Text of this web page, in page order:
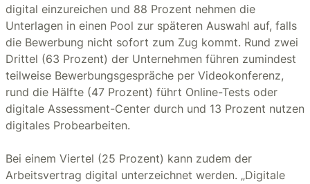
digital einzureichen und 88 Prozent nehmen die
Unterlagen in einen Pool zur späteren Auswahl auf, falls
die Bewerbung nicht sofort zum Zug kommt. Rund zwei
Drittel (63 Prozent) der Unternehmen führen zumindest
teilweise Bewerbungsgespräche per Videokonferenz,
rund die Hälfte (47 Prozent) führt Online-Tests oder
digitale Assessment-Center durch und 13 Prozent nutzen
digitales Probearbeiten.
Bei einem Viertel (25 Prozent) kann zudem der
Arbeitsvertrag digital unterzeichnet werden. „Digitale